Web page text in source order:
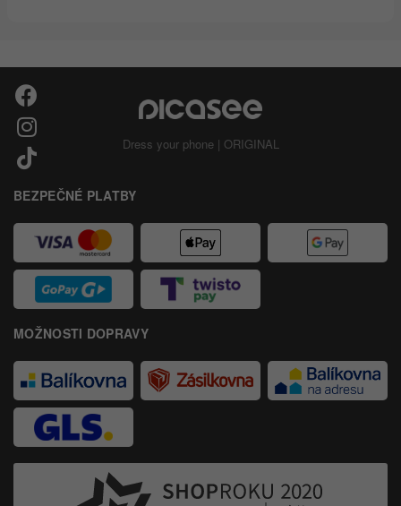
Dress your phone | ORIGINAL
BEZPEČNÉ PLATBY
MOŽNOSTI DOPRAVY